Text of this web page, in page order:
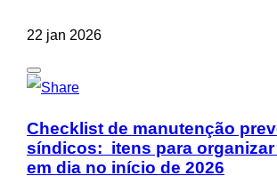
22 jan 2026
Checklist de manutenção
síndicos: itens para
em dia no início de 2026